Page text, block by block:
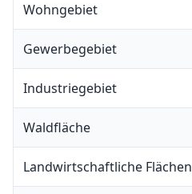
Wohngebiet
Gewerbegebiet
Industriegebiet
Waldfläche
Landwirtschaftliche Flächen